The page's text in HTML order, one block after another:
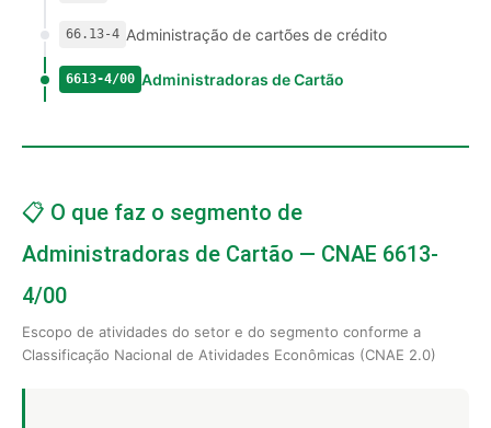
66.13-4 Administração de cartões de crédito
6613-4/00 Administradoras de Cartão
📋 O que faz o segmento de
Administradoras de Cartão — CNAE 6613-
4/00
Escopo de atividades do setor e do segmento conforme a
Classificação Nacional de Atividades Econômicas (CNAE 2.0)